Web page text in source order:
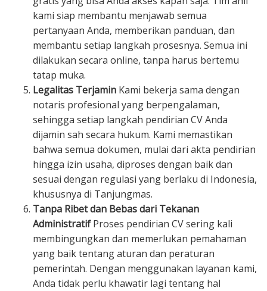
kami siap membantu menjawab semua
pertanyaan Anda, memberikan panduan, dan
membantu setiap langkah prosesnya. Semua ini
dilakukan secara online, tanpa harus bertemu
tatap muka.
Legalitas Terjamin Kami bekerja sama dengan
notaris profesional yang berpengalaman,
sehingga setiap langkah pendirian CV Anda
dijamin sah secara hukum. Kami memastikan
bahwa semua dokumen, mulai dari akta pendirian
hingga izin usaha, diproses dengan baik dan
sesuai dengan regulasi yang berlaku di Indonesia,
khususnya di Tanjungmas.
Tanpa Ribet dan Bebas dari Tekanan
AdministratifProses pendirian CV sering kali
membingungkan dan memerlukan pemahaman
yang baik tentang aturan dan peraturan
pemerintah. Dengan menggunakan layanan kami,
Anda tidak perlu khawatir lagi tentang hal